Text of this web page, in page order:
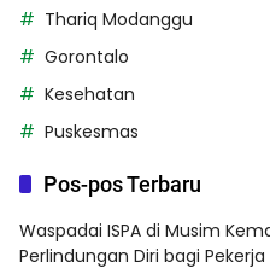
Thariq Modanggu
Gorontalo
Kesehatan
Puskesmas
Pos-pos Terbaru
Waspadai ISPA di Musim
Perlindungan Diri bagi